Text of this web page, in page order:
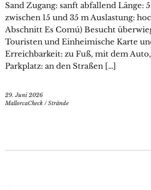
Sand Zugang: sanft abfallend Länge:
zwischen 15 und 35 m Auslastung:
Abschnitt Es Comú) Besucht
Touristen und Einheimische Karte
Erreichbarkeit: zu Fuß, mit dem
Parkplatz: an den Straßen […]
29. Juni 2026
MallorcaCheck /Strände